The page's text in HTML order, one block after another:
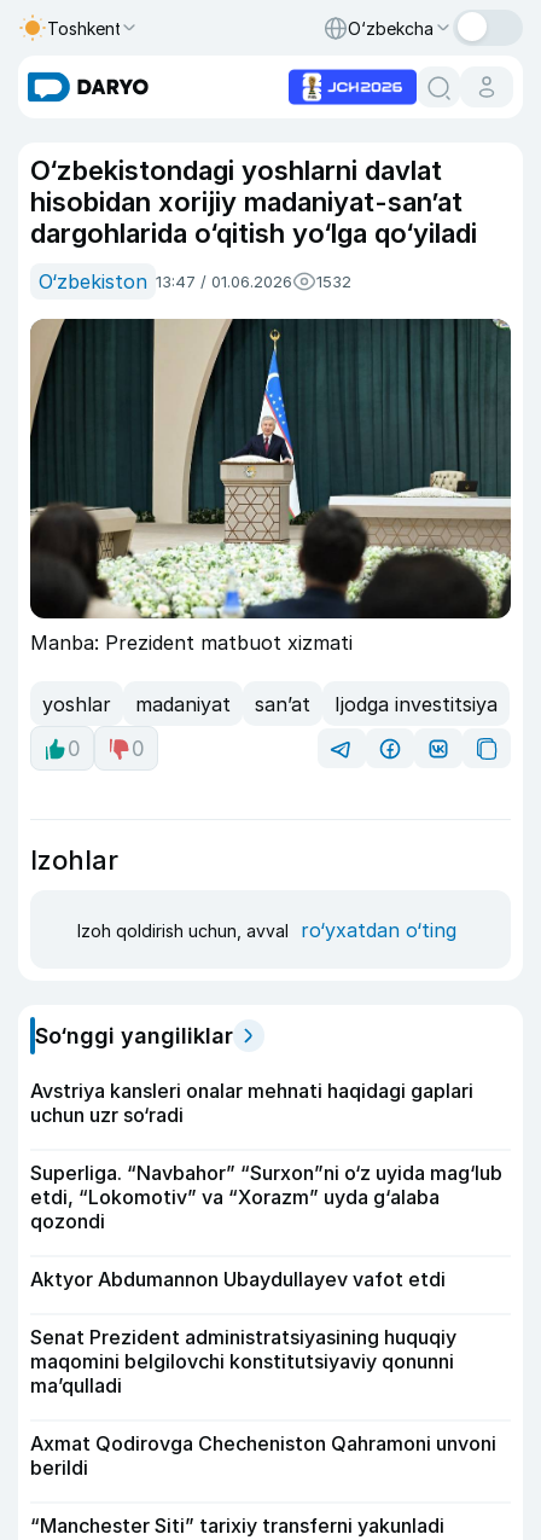
Toshkent O‘zbekcha
O‘zbekistondagi yoshlarni davlat
hisobidan xorijiy madaniyat-san’at
dargohlarida o‘qitish yo‘lga qo‘yiladi
O‘zbekiston 13:47 / 01.06.2026 1532
Manba: Prezident matbuot xizmati
yoshlar madaniyat san’at
Ijodga investitsiya
0
0
Izohlar
Izoh qoldirish uchun, avval ro‘yxatdan o‘ting
So‘nggi yangiliklar
Avstriya kansleri onalar mehnati haqidagi gaplari
uchun uzr so‘radi
Superliga. “Navbahor” “Surxon”ni o‘z uyida mag‘lub
etdi, “Lokomotiv” va “Xorazm” uyda g‘alaba
qozondi
Aktyor Abdu­mannon Ubaydullayev vafot etdi
Senat Prezident administratsiyasining huquqiy
maqomini belgilovchi konstitutsiyaviy qonunni
ma’qulladi
Axmat Qodirovga Checheniston Qahramoni unvoni
berildi
“Manchester Siti” tarixiy transferni yakunladi